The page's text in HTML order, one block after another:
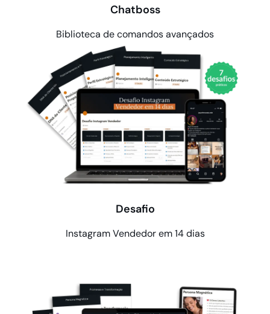
Chatboss
Biblioteca de comandos avançados
Desafio
Instagram Vendedor em 14 dias